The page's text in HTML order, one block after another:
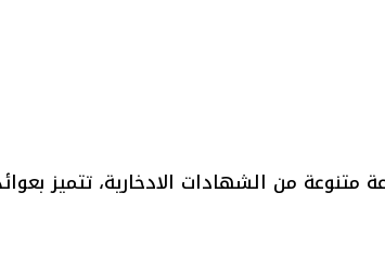
من الشهادات الادخارية، تتميز